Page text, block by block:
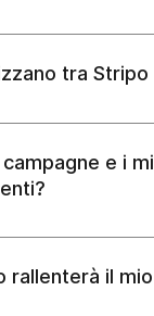
tra Stripo
e i
rallenterà il mio